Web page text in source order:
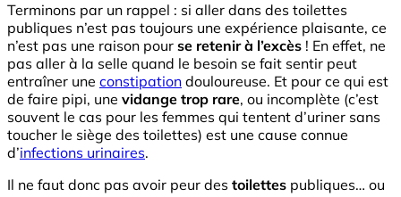
Terminons par un rappel : si aller dans des toilettes
publiques n’est pas toujours une expérience plaisante, ce
n’est pas une raison pour se retenir à l’excès ! En effet, ne
pas aller à la selle quand le besoin se fait sentir peut
entraîner une constipation douloureuse. Et pour ce qui est
de faire pipi, une vidange trop rare, ou incomplète (c’est
souvent le cas pour les femmes qui tentent d’uriner sans
toucher le siège des toilettes) est une cause connue
d’infections urinaires.
Il ne faut donc pas avoir peur des toilettes publiques… ou